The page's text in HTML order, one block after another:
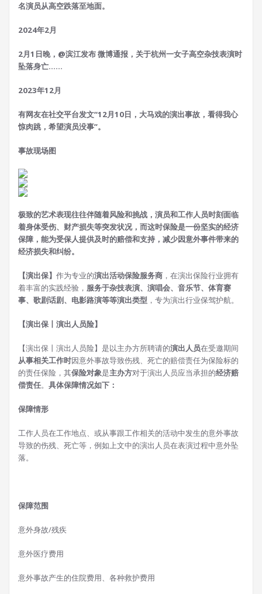
名演员从高空跌落至地面。
2024年2月
2月1日晚，@滨江发布 微博通报，关于杭州一女子高空杂技表演时
坠落身亡......
2023年12月
有网友在社交平台发文“12月10日，大马戏的演出事故，看得我心
惊肉跳，希望演员没事”。
事故现场图
极致的艺术表现往往伴随着风险和挑战，演员和工作人员时刻面临
着身体受伤、财产损失等突发状况，而这时保险是一份坚实的经济
保障，能为受保人提供及时的赔偿和支持，减少因意外事件带来的
经济损失和纠纷。
【演出保】 作为专业的演出活动保险服务商 ，在演出保险行业拥有
着丰富的实践经验， 服务于杂技表演、演唱会、音乐节、体育赛
事、歌剧话剧、电影路演等等演出类型 ，专为演出行业保驾护航。
【演出保丨演出人员险】
【演出保丨演出人员险】是以主办方所聘请的演出人员在受邀期间
从事相关工作时因意外事故导致伤残、死亡的赔偿责任为保险标的
的责任保险，其保险对象是主办方对于演出人员应当承担的经济赔
偿责任。 具体保障情况如下：
保障情形
工作人员在工作地点、或从事跟工作相关的活动中发生的意外事故
导致的伤残、死亡等，例如上文中的演出人员在表演过程中意外坠
落。
保障范围
意外身故/残疾
意外医疗费用
意外事故产生的住院费用、各种救护费用